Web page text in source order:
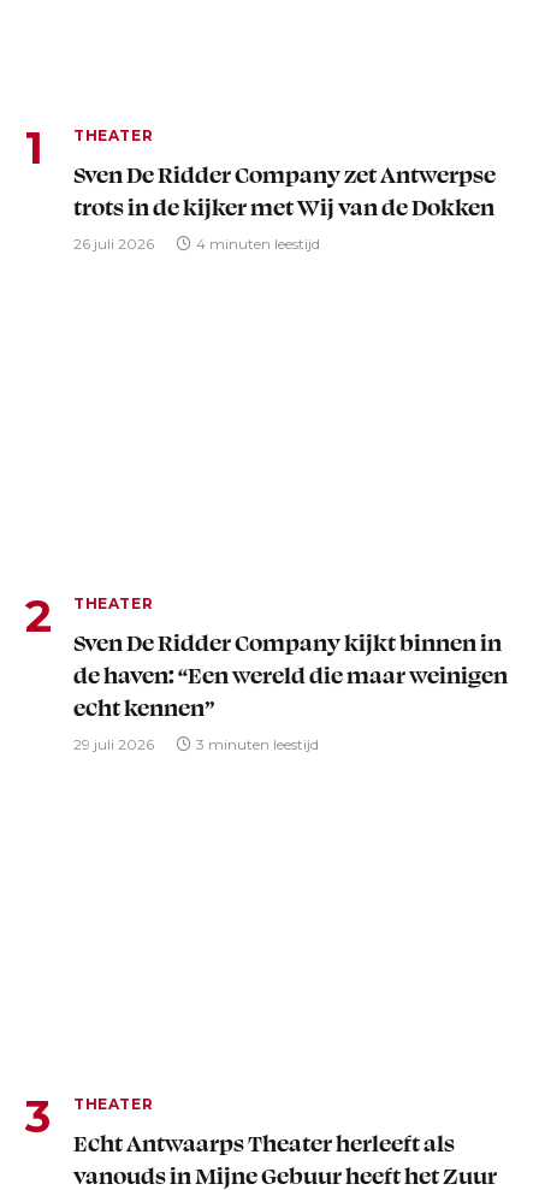
THEATER
Sven De Ridder Company zet Antwerpse
trots in de kijker met Wij van de Dokken
26 juli 2026 4 minuten leestijd
THEATER
Sven De Ridder Company kijkt binnen in
de haven: “Een wereld die maar weinigen
echt kennen”
29 juli 2026 3 minuten leestijd
THEATER
Echt Antwaarps Theater herleeft als
vanouds in Mijne Gebuur heeft het Zuur